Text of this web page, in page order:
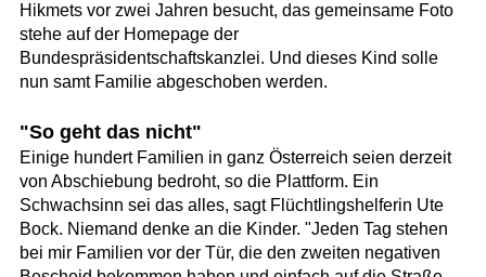
Hikmets vor zwei Jahren besucht, das gemeinsame Foto
stehe auf der Homepage der
Bundespräsidentschaftskanzlei. Und dieses Kind solle
nun samt Familie abgeschoben werden.
"So geht das nicht"
Einige hundert Familien in ganz Österreich seien derzeit
von Abschiebung bedroht, so die Plattform. Ein
Schwachsinn sei das alles, sagt Flüchtlingshelferin Ute
Bock. Niemand denke an die Kinder. "Jeden Tag stehen
bei mir Familien vor der Tür, die den zweiten negativen